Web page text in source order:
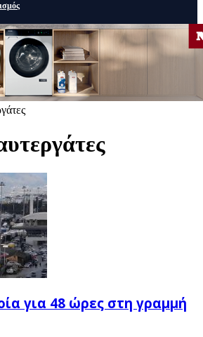
για 48 ώρες στη γραμμή